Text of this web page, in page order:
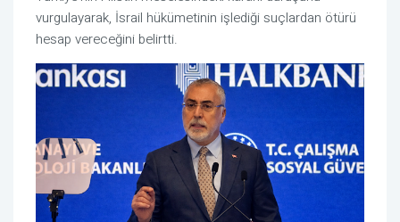
vurgulayarak, İsrail hükümetinin işlediği suçlardan ötürü
hesap vereceğini belirtti.